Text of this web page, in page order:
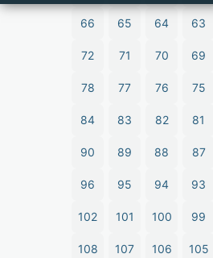
63
64
65
66
69
70
71
72
75
76
77
78
81
82
83
84
87
88
89
90
93
94
95
96
99
100
101
102
105
106
107
108